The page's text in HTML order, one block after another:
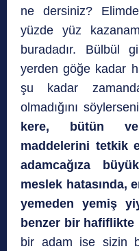
ne dersiniz?
yüzde yüz
buradadır. Bülbül
yerden göğe kadar
şu kadar
olmadığını
kere, bütün
maddelerini tetkik
adamcağıza
meslek hatasında,
yemeden yemiş
benzer bir hafiflikte
bir adam ise sizin